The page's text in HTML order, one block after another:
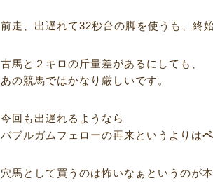
前走、出遅れて32秒台の脚を使うも、終
古馬と２キロの斤量差があるにしても、
あの競馬ではかなり厳しいです。
今回も出遅れるようなら
バブルガムフェローの再来というよりは
穴馬として買うのは怖いなぁというのが本